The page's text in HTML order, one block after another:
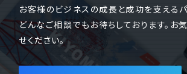
お客様のビジネスの成長と成功を支えるパ
どんなご相談でもお待ちしております。お
せください。